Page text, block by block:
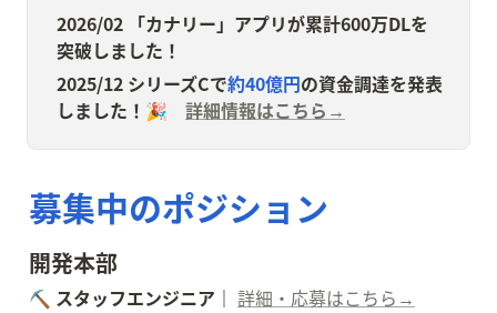
2026/02 「カナリー」アプリが累計600万DLを
突破しました！
2025/12 シリーズCで約40億円の資金調達を発表
しました！🎉 詳細情報はこちら→
募集中のポジション
開発本部
⛏️ スタッフエンジニア｜ 詳細・応募はこちら→